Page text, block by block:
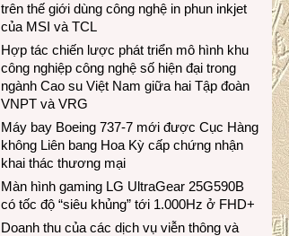
trên thế giới dùng công nghệ in phun inkjet
của MSI và TCL
Hợp tác chiến lược phát triển mô hình khu
công nghiệp công nghệ số hiện đại trong
ngành Cao su Việt Nam giữa hai Tập đoàn
VNPT và VRG
Máy bay Boeing 737-7 mới được Cục Hàng
không Liên bang Hoa Kỳ cấp chứng nhận
khai thác thương mại
Màn hình gaming LG UltraGear 25G590B
có tốc độ “siêu khủng” tới 1.000Hz ở FHD+
Doanh thu của các dịch vụ viễn thông và